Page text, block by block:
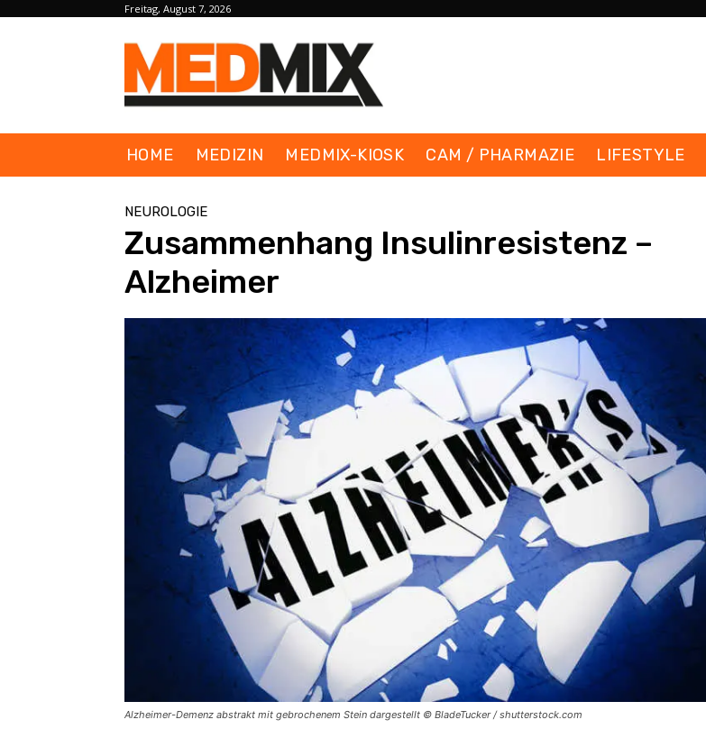
Freitag, August 7, 2026
HOME MEDIZIN MEDMIX-KIOSK CAM / PHARMAZIE LIFESTYLE
NEUROLOGIE
Zusammenhang Insulinresistenz –
Alzheimer
Alzheimer-Demenz abstrakt mit gebrochenem Stein dargestellt © BladeTucker / shutterstock.com